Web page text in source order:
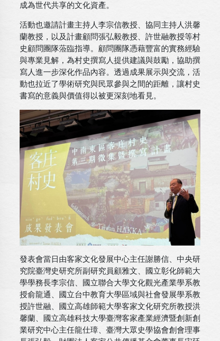
成為世代共享的文化資產。
活動也邀請計畫主持人李宗信教授、協同主持人洪馨
蘭教授，以及計畫顧問張弘毅教授、許世融教授等村
史顧問團隊蒞臨指導。顧問團隊憑藉豐富的實務經驗
與專業見解，為村史撰寫人提供建議與鼓勵，協助撰
寫人進一步深化作品內容。透過成果展示與交流，活
動也拉近了學術研究與民眾參與之間的距離，讓村史
書寫的意義與價值得以被更深刻地看見。
發表會當日由客家文化發展中心主任謝勝信、中央研
究院臺灣史研究所副研究員顧雅文、國立彰化師範大
學學務長李宗信、國立聯合大學文化觀光產業學系教
授俞龍通、國立台中教育大學區域與社會發展學系教
授許世融、國立高雄師範大學客家文化研究所教授洪
馨蘭、國立高雄科技大學臺灣客家產業經濟暨創新創
業研究中心主任龍仕璋、臺灣大眾史學協會創會理事